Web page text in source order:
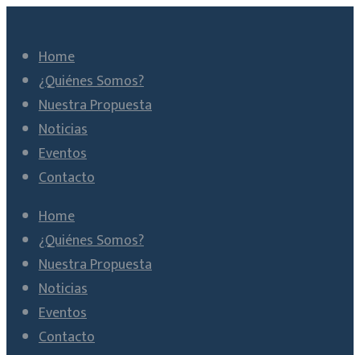
Home
¿Quiénes Somos?
Nuestra Propuesta
Noticias
Eventos
Contacto
Home
¿Quiénes Somos?
Nuestra Propuesta
Noticias
Eventos
Contacto